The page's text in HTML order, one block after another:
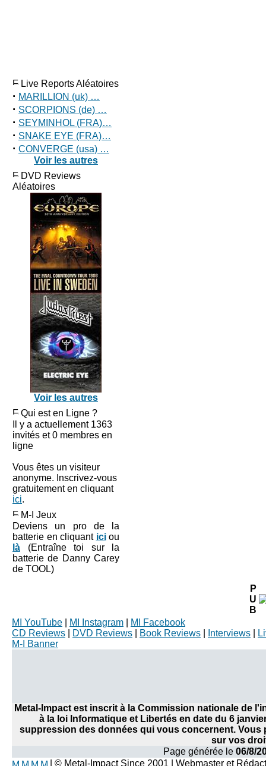
Live Reports Aléatoires
· MARILLION (uk) …
· SCORPIONS (de) …
· SEYMINHOL (FRA)…
· SNAKE EYE (FRA)…
· CONVERGE (usa) …
Voir les autres
DVD Reviews
Aléatoires
Voir les autres
Qui est en Ligne ?
Il y a actuellement 1363
invités et 0 membres en
ligne
Vous êtes un visiteur
anonyme. Inscrivez-vous
gratuitement en cliquant
ici.
M-I Jeux
Deviens un pro de la
batterie en cliquant iciou
là (Entraîne toi sur la
batterie de Danny Carey
de TOOL)
P
U
B
MI YouTube
MI Instagram
MI Facebook
CD Reviews
DVD Reviews Book Reviews Interviews
M-I Banner
Metal-Impact est inscrit à la Commission nationale de
à la loi Informatique et Libertés en date du 6
suppression des données qui vous concernent.
sur vos
Page générée le 06/8/
| © Metal-Impact Since 2001 | Webmaster et